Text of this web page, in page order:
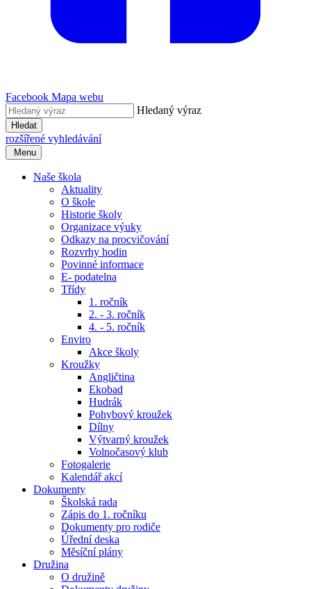
Facebook Mapa webu
Hledaný výraz
Hledat
rozšířené vyhledávání
Menu
Naše škola
Aktuality
O škole
Historie školy
Organizace výuky
Odkazy na procvičování
Rozvrhy hodin
Povinné informace
E- podatelna
Třídy
1. ročník
2. - 3. ročník
4. - 5. ročník
Enviro
Akce školy
Kroužky
Angličtina
Ekobad
Hudrák
Pohybový kroužek
Dílny
Výtvarný kroužek
Volnočasový klub
Fotogalerie
Kalendář akcí
Dokumenty
Školská rada
Zápis do 1. ročníku
Dokumenty pro rodiče
Úřední deska
Měsíční plány
Družina
O družině